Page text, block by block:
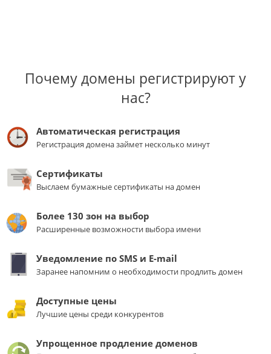
Почему домены регистрируют у
нас?
Автоматическая регистрация
Регистрация домена займет несколько минут
Сертификаты
Выслаем бумажные сертификаты на домен
Более 130 зон на выбор
Расширенные возможности выбора имени
Уведомление по SMS и E-mail
Заранее напомним о необходимости продлить домен
Доступные цены
Лучшие цены среди конкурентов
Упрощенное продление доменов